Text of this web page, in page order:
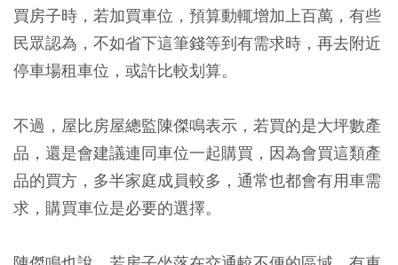
買房子時，若加買車位，預算動輒增加上百萬，有些
民眾認為，不如省下這筆錢等到有需求時，再去附近
停車場租車位，或許比較划算。
不過，屋比房屋總監陳傑鳴表示，若買的是大坪數產
品，還是會建議連同車位一起購買，因為會買這類產
品的買方，多半家庭成員較多，通常也都會有用車需
求，購買車位是必要的選擇。